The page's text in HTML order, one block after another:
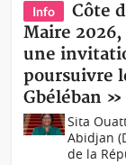
Info
Côte
Maire
une
poursuivre
Gbéléban »
Sita
Abidjan
de la